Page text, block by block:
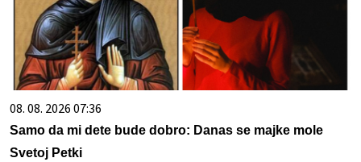
08. 08. 2026 07:36
Samo da mi dete bude dobro: Danas se majke mole
Svetoj Petki